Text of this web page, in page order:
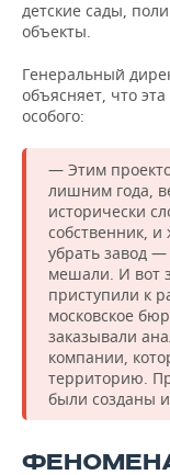
детские сады,
объекты.
Генеральный
объясняет, что
особого:
— Этим
лишним года,
исторически
собственник,
убрать завод
мешали. И вот
приступили к
московское
заказывали
компании,
территорию.
были созданы